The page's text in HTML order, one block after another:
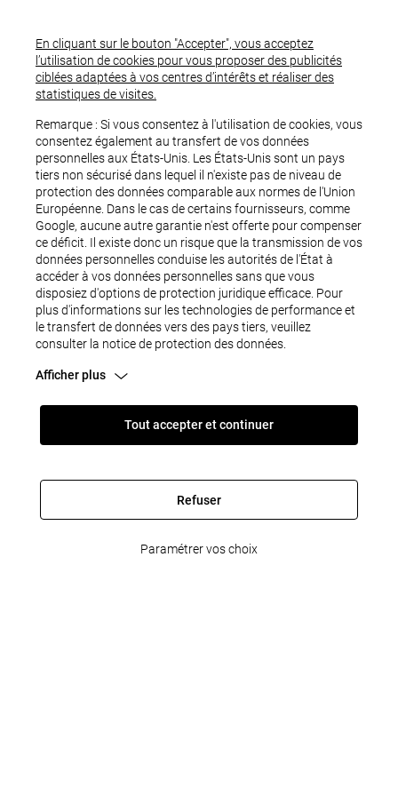
OUPS...
Une erreur est survenue.
En cliquant sur le bouton "Accepter", vous acceptez
l’utilisation de cookies pour vous proposer des publicités
ciblées adaptées à vos centres d’intérêts et réaliser des
statistiques de visites.
Remarque : Si vous consentez à l'utilisation de cookies, vous
consentez également au transfert de vos données
personnelles aux États-Unis. Les États-Unis sont un pays
tiers non sécurisé dans lequel il n'existe pas de niveau de
protection des données comparable aux normes de l'Union
Européenne. Dans le cas de certains fournisseurs, comme
Google, aucune autre garantie n'est offerte pour compenser
ce déficit. Il existe donc un risque que la transmission de vos
données personnelles conduise les autorités de l'État à
accéder à vos données personnelles sans que vous
disposiez d'options de protection juridique efficace. Pour
plus d'informations sur les technologies de performance et
le transfert de données vers des pays tiers, veuillez
consulter la notice de protection des données.
Afficher plus
Refuser
Tout accepter et continuer
Paramétrer vos choix